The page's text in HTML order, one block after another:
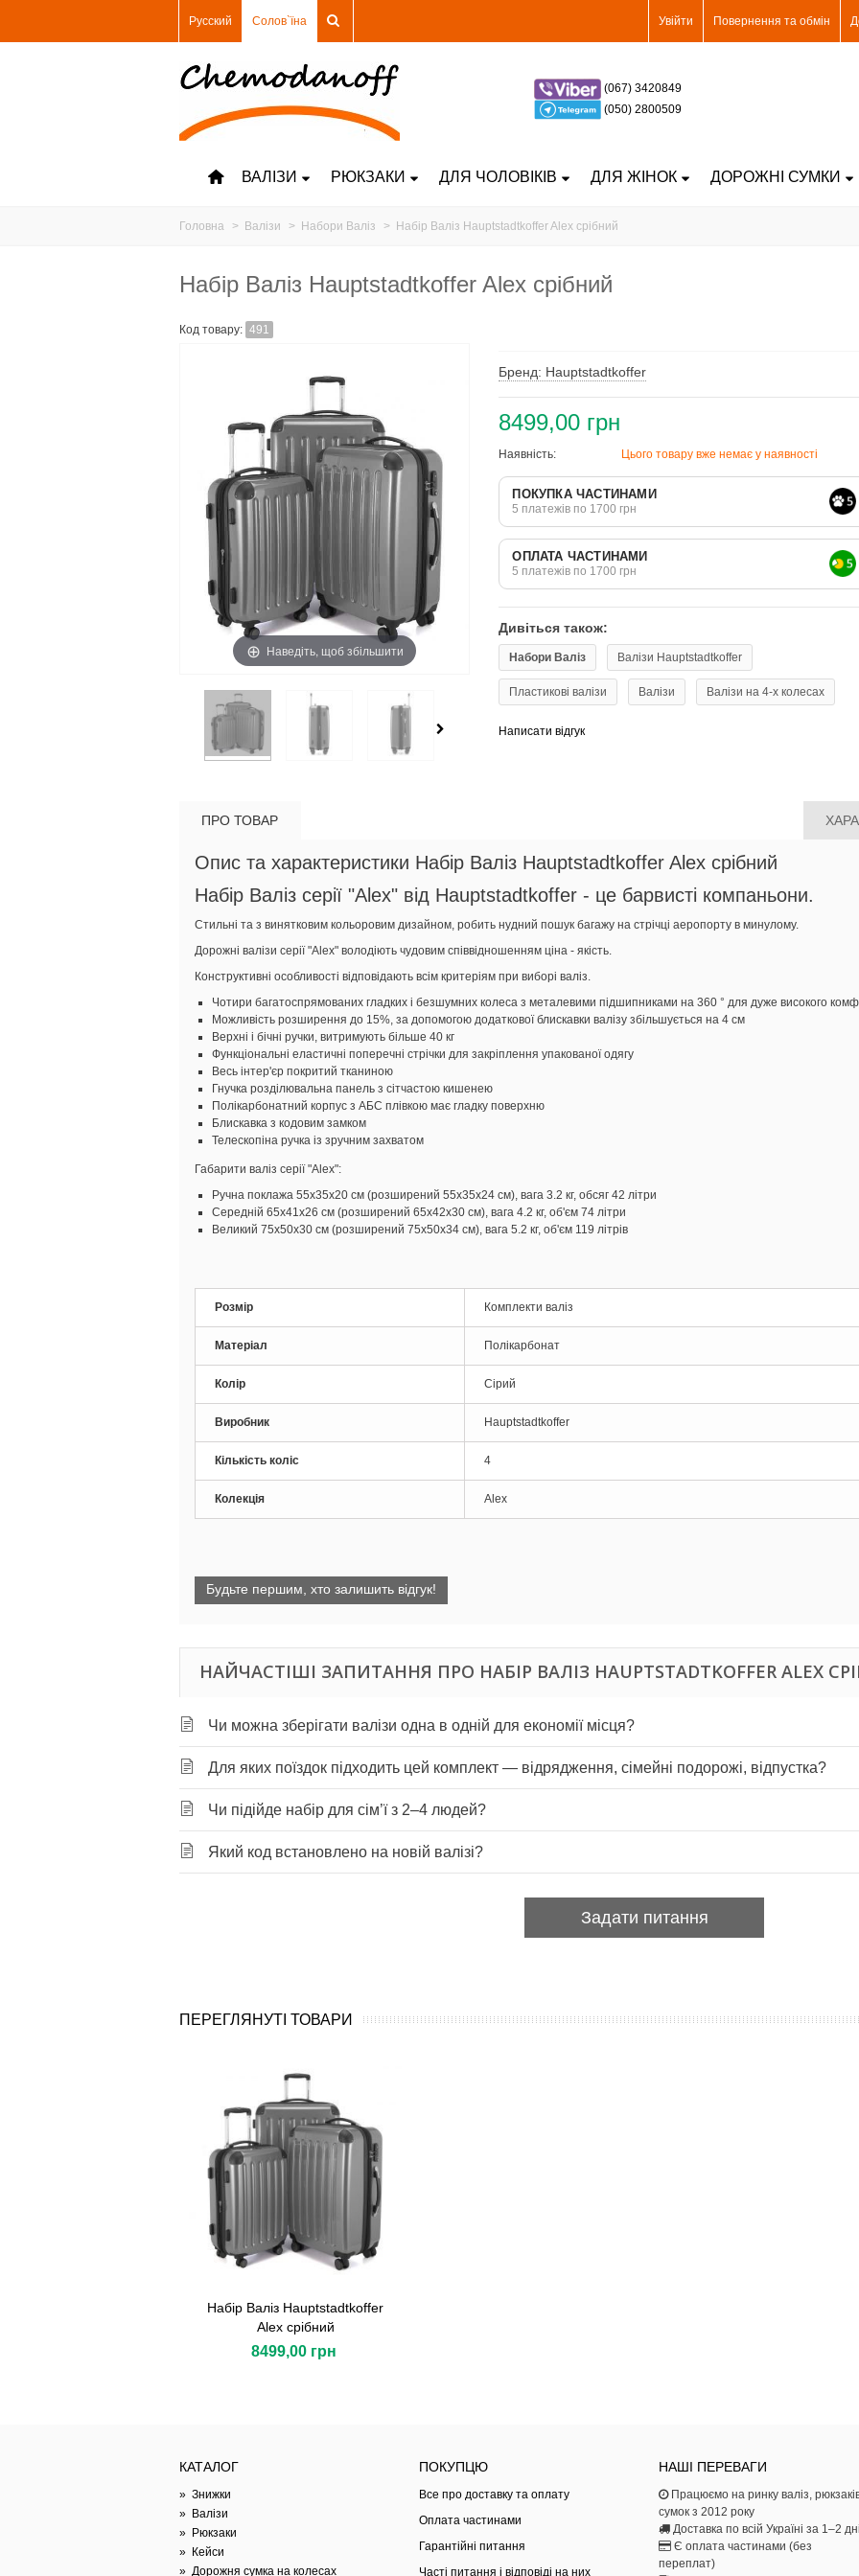
Повернення та обмін
Увійти
Русский Солов`їна
(067) 3420849
(050) 2800509
ВАЛІЗИ РЮКЗАКИ ДЛЯ ЧОЛОВІКІВ ДЛЯ ЖІНОК ДОРОЖНІ СУМКИ
Головна > Валізи > Набори Валіз > Набір Валіз Hauptstadtkoffer Alex срібний
Набір Валіз Hauptstadtkoffer Alex срібний
Код товару: 491
Наведіть, щоб збільшити
Бренд: Hauptstadtkoffer
8499,00 грн
Наявність: Цього товару вже немає у наявності
ПОКУПКА ЧАСТИНАМИ
5 платежів по 1700 грн
ОПЛАТА ЧАСТИНАМИ
5 платежів по 1700 грн
Дивіться також:
Набори Валіз Валізи Hauptstadtkoffer
Пластикові валізи Валізи Валізи на 4-х колесах
Написати відгук
ПРО ТОВАР
Опис та характеристики Набір Валіз Hauptstadtkoffer Alex срібний
Набір Валіз серії "Alex" від Hauptstadtkoffer - це барвисті компаньони.
Стильні та з винятковим кольоровим дизайном, робить нудний пошук багажу на стрічці аеропорту в минулому.
Дорожні валізи серії "Alex" володіють чудовим співвідношенням ціна - якість.
Конструктивні особливості відповідають всім критеріям при виборі валіз.
Чотири багатоспрямованих гладких і безшумних колеса з металевими підшипниками на 360 ° для дуже високого
Можливість розширення до 15%, за допомогою додаткової блискавки валізу збільшується на 4 см
Верхні і бічні ручки, витримують більше 40 кг
Функціональні еластичні поперечні стрічки для закріплення упакованої одягу
Весь інтер'єр покритий тканиною
Гнучка розділювальна панель з сітчастою кишенею
Полікарбонатний корпус з АБС плівкою має гладку поверхню
Блискавка з кодовим замком
Телескопіна ручка із зручним захватом
Габарити валіз серії "Alex":
Ручна поклажа 55х35х20 см (розширений 55х35х24 см), вага 3.2 кг, обсяг 42 літри
Середній 65х41х26 см (розширений 65х42х30 см), вага 4.2 кг, об'єм 74 літри
Великий 75х50х30 см (розширений 75х50х34 см), вага 5.2 кг, об'єм 119 літрів
Розмір Комплекти валіз
Матеріал Полікарбонат
Колір Сірий
Виробник Hauptstadtkoffer
Кількість коліс 4
Колекція Alex
Будьте першим, хто залишить відгук!
НАЙЧАСТІШІ ЗАПИТАННЯ ПРО НАБІР ВАЛІЗ HAUPTSTADTKOFFER ALEX
Чи можна зберігати валізи одна в одній для економії місця?
Для яких поїздок підходить цей комплект — відрядження, сімейні подорожі, відпустка?
Чи підійде набір для сім’ї з 2–4 людей?
Який код встановлено на новій валізі?
Задати питання
ПЕРЕГЛЯНУТІ ТОВАРИ
Набір Валіз Hauptstadtkoffer
Alex срібний
8499,00 грн
КАТАЛОГ
» Знижки
» Валізи
» Рюкзаки
» Кейси
» Дорожня сумка на колесах
ПОКУПЦЮ
Все про доставку та оплату
Оплата частинами
Гарантійні питання
Часті питання і відповіді на них
НАШІ ПЕРЕВАГИ
Працюємо на ринку валіз, рюкзаків
сумок з 2012 року
Доставка по всій Україні за 1–2 дні
Є оплата частинами (без
переплат)